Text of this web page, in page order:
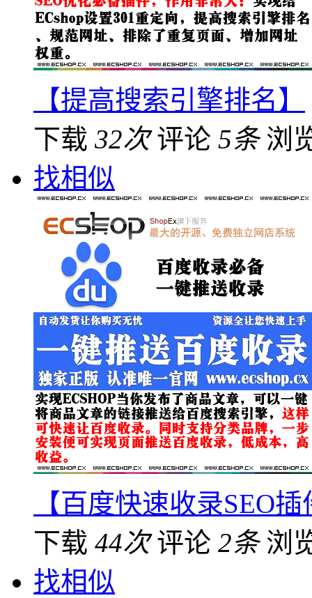
【提高搜索引擎排名】
下载 32次 评论 5条 浏
找相似
【百度快速收录SEO
下载 44次 评论 2条 浏
找相似